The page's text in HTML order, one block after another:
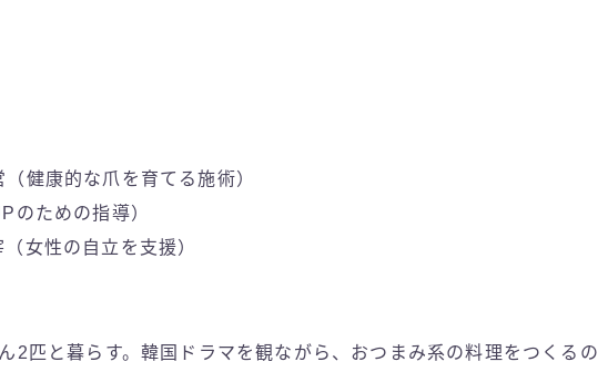
健康的な爪を育てる施術）
のための指導）
女性の自立を支援）
2匹と暮らす。韓国ドラマを観ながら、おつまみ系の料理をつくるの